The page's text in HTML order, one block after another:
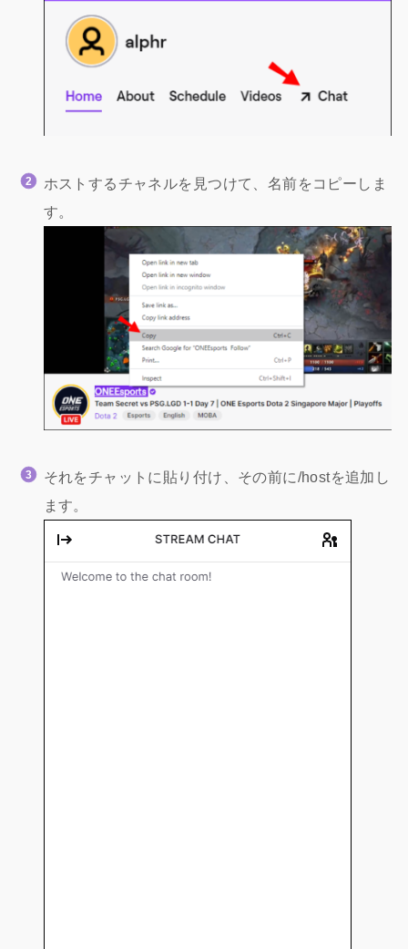
ホストするチャネルを見つけて、名前をコピーしま
す。
それをチャットに貼り付け、その前に/hostを追加し
ます。